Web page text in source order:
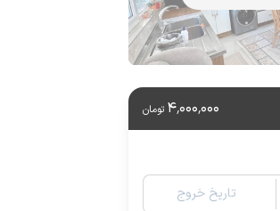
4٬000٬000 تومان
تاریخ خروج